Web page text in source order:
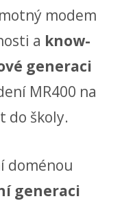
modem
a know-
generaci
MR400 na
do školy.
doménou
generaci